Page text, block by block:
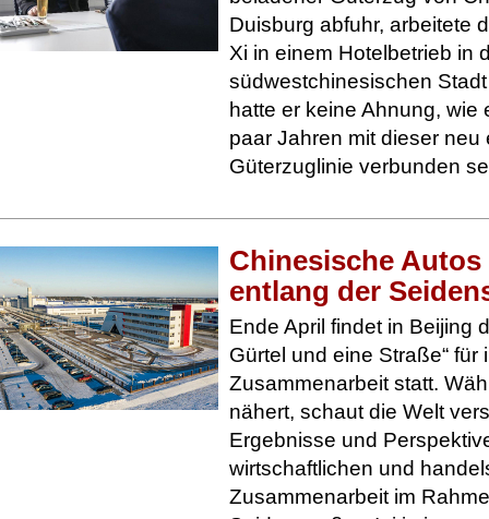
Duisburg abfuhr, arbeitete
Xi in einem Hotelbetrieb in
südwestchinesischen
hatte er keine Ahnung,
paar Jahren mit dieser neu
Güterzuglinie verbunden
Chinesische
entlang der
Ende April findet in Beijing
Gürtel und eine Straße“ für
Zusammenarbeit statt.
nähert, schaut die Welt
Ergebnisse und
wirtschaftlichen und
Zusammenarbeit im